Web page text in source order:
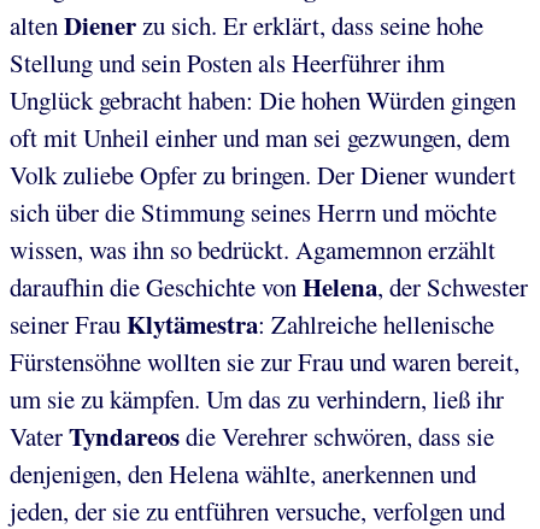
altenDienerzu sich. Er erklärt, dass seine hohe
Stellung und sein Posten als Heerführer ihm
Unglück gebracht haben: Die hohen Würden gingen
oft mit Unheil einher und man sei gezwungen, dem
Volk zuliebe Opfer zu bringen. Der Diener wundert
sich über die Stimmung seines Herrn und möchte
wissen, was ihn so bedrückt. Agamemnon erzählt
daraufhin die Geschichte vonHelena, der Schwester
seiner FrauKlytämestra: Zahlreiche hellenische
Fürstensöhne wollten sie zur Frau und waren bereit,
um sie zu kämpfen. Um das zu verhindern, ließ ihr
VaterTyndareosdie Verehrer schwören, dass sie
denjenigen, den Helena wählte, anerkennen und
jeden, der sie zu entführen versuche, verfolgen und